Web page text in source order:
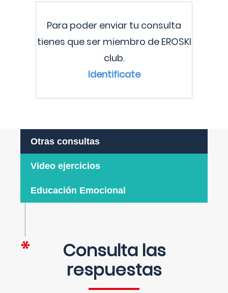
Para poder enviar tu consulta
tienes que ser miembro de EROSKI
club.
Identificate
Otras consultas
Video ejercicios
Educación Emocional
Consulta las
respuestas